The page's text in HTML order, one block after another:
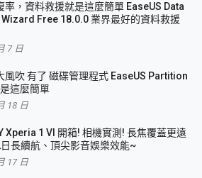
率，資料救援就是這麼簡單 EaseUS Data
Free 18.0.0 業界最好的資料救援
7 日
風吹 有了 磁碟管理程式 EaseUS Partition
這麼簡單
18 日
Xperia 1 VI 開箱! 相機實測! 長焦覆蓋更遠
長續航、頂尖影音娛樂效能~
17 日